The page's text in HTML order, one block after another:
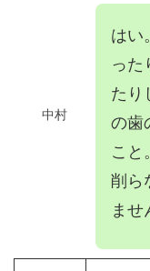
中村
はい
った
たり
の歯
こと
削ら
ませ